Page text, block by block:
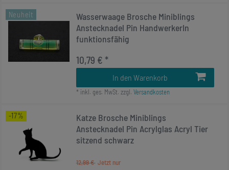
Neuheit
Wasserwaage Brosche Miniblings
Anstecknadel Pin HandwerkerIn
funktionsfähig
10,79 € *
In den Warenkorb
* inkl. ges. MwSt. zzgl. Versandkosten
-17%
Katze Brosche Miniblings
Anstecknadel Pin Acrylglas Acryl Tier
sitzend schwarz
12,99 €